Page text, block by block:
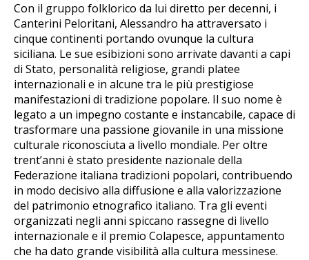
Con il gruppo folklorico da lui diretto per decenni, i
Canterini Peloritani, Alessandro ha attraversato i
cinque continenti portando ovunque la cultura
siciliana. Le sue esibizioni sono arrivate davanti a capi
di Stato, personalità religiose, grandi platee
internazionali e in alcune tra le più prestigiose
manifestazioni di tradizione popolare. Il suo nome è
legato a un impegno costante e instancabile, capace di
trasformare una passione giovanile in una missione
culturale riconosciuta a livello mondiale. Per oltre
trent’anni è stato presidente nazionale della
Federazione italiana tradizioni popolari, contribuendo
in modo decisivo alla diffusione e alla valorizzazione
del patrimonio etnografico italiano. Tra gli eventi
organizzati negli anni spiccano rassegne di livello
internazionale e il premio Colapesce, appuntamento
che ha dato grande visibilità alla cultura messinese.